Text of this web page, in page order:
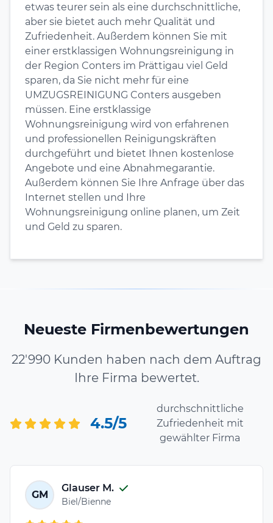
etwas teurer sein als eine durchschnittliche,
aber sie bietet auch mehr Qualität und
Zufriedenheit. Außerdem können Sie mit
einer erstklassigen Wohnungsreinigung in
der Region Conters im Prättigau viel Geld
sparen, da Sie nicht mehr für eine
UMZUGSREINIGUNG Conters ausgeben
müssen. Eine erstklassige
Wohnungsreinigung wird von erfahrenen
und professionellen Reinigungskräften
durchgeführt und bietet Ihnen kostenlose
Angebote und eine Abnahmegarantie.
Außerdem können Sie Ihre Anfrage über das
Internet stellen und Ihre
Wohnungsreinigung online planen, um Zeit
und Geld zu sparen.
Neueste Firmenbewertungen
22'990 Kunden haben nach dem Auftrag
Ihre Firma bewertet.
4.5/5
durchschnittliche
Zufriedenheit mit
gewählter Firma
GM
Glauser M.
Biel/Bienne